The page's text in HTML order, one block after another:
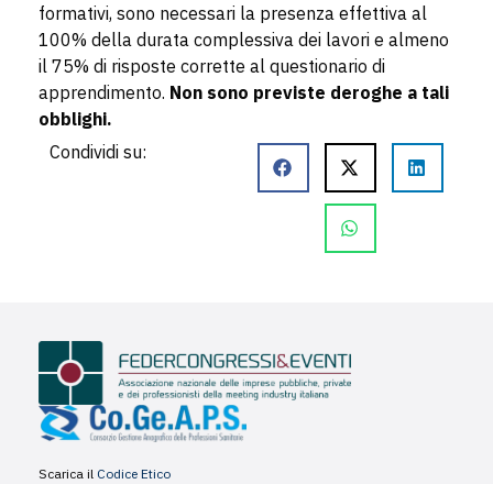
formativi, sono necessari la presenza effettiva al
100% della durata complessiva dei lavori e almeno
il 75% di risposte corrette al questionario di
apprendimento. Non sono previste deroghe a tali
obblighi.
Condividi su:
Scarica il Codice Etico